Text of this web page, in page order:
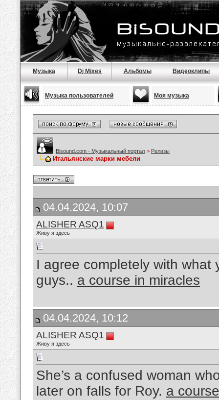
Музыка Dj Mixes Альбомы Видеоклипы
Музыка пользователей Моя музыка
Bisound.com - Музыкальный портал > Релизы
Итальянские марки мебели
04.04.2024, 10:07
ALISHER ASQ1
Живу я здесь
I agree completely with
guys.. a course in miracles
04.04.2024, 10:12
ALISHER ASQ1
Живу я здесь
She’s a confused woman
later on falls for Roy. a